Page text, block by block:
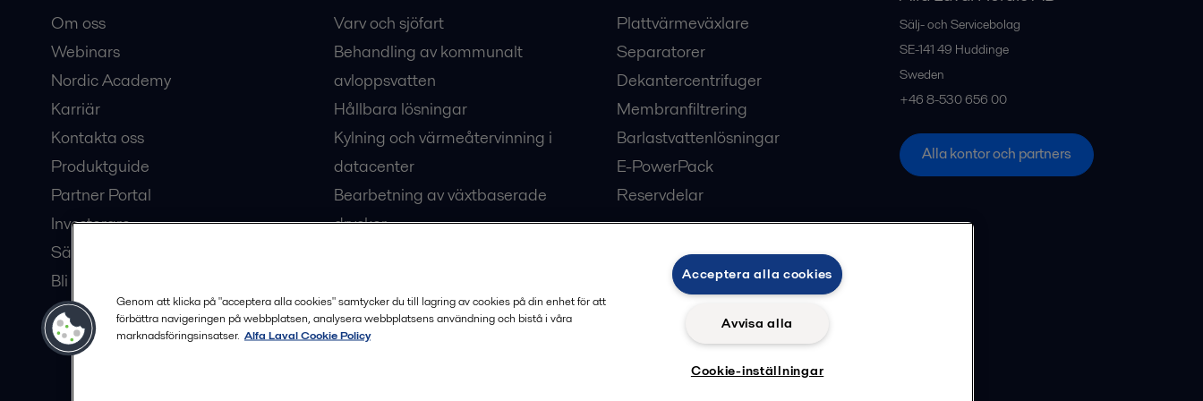
Om oss
Webinars
Nordic Academy
Karriär
Kontakta oss
Produktguide
Partner Portal
Investerare
Säkerhetsdatablad
Bli en partner
Varv och sjöfart
Behandling av kommunalt
avloppsvatten
Hållbara lösningar
Kylning och värmeåtervinning i
datacenter
Bearbetning av växtbaserade
drycker
Plattvärmeväxlare
Separatorer
Dekantercentrifuger
Membranfiltrering
Barlastvattenlösningar
E-PowerPack
Reservdelar
Sälj- och Servicebolag
SE-141 49 Huddinge
Sweden
+46 8-530 656 00
Alla kontor och partners
Genom att klicka på "acceptera alla cookies" samtycker du till lagring av cookies på din enhet för att
förbättra navigeringen på webbplatsen, analysera webbplatsens användning och bistå i våra
marknadsföringsinsatser. Alfa Laval Cookie Policy
Acceptera alla cookies
Avvisa alla
Cookie-inställningar